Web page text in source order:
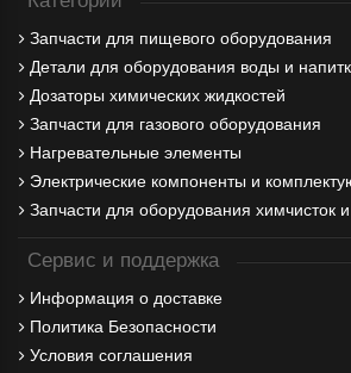
Запчасти для пищевого оборудования
Детали для оборудования воды и
Дозаторы химических жидкостей
Запчасти для газового оборудования
Нагревательные элементы
Электрические компоненты и
Запчасти для оборудования химчисток
Сервис и поддержка
Информация о доставке
Политика Безопасности
Условия соглашения